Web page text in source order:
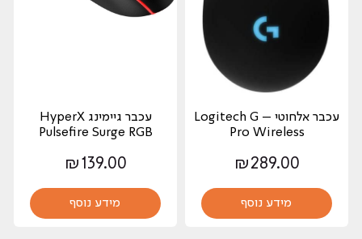
עכבר אלחוטי – Logitech G
Pro Wireless
₪ 289.00
מידע נוסף
עכבר גיימינג HyperX
Pulsefire Surge RGB
₪ 139.00
מידע נוסף